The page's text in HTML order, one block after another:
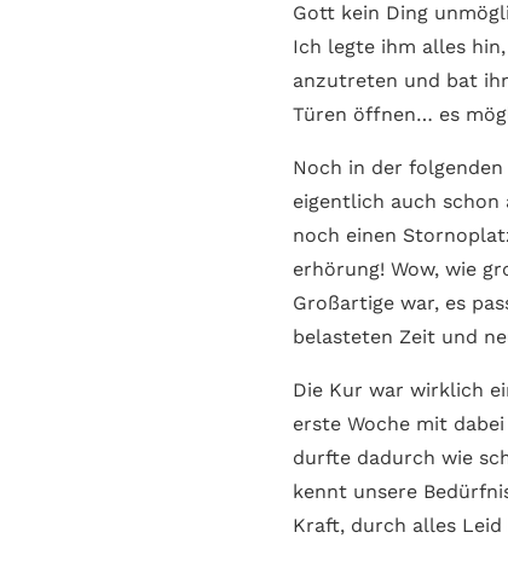
Gott kein Ding
Ich legte ihm alles
anzutreten und bat
Türen öffnen… es
Noch in der
eigentlich auch schon
noch einen
erhörung! Wow, wie
Großartige war, es
belasteten Zeit und
Die Kur war wirklich
erste Woche mit
durfte dadurch wie
kennt unsere
Kraft, durch alles